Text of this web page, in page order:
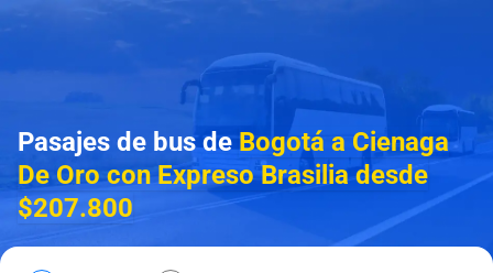
Pasajes de bus deBogotá a Cienaga
De Oro con Expreso Brasilia desde
$207.800